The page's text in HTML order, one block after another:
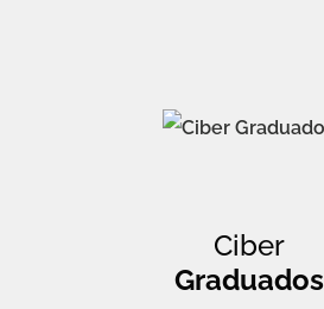
Ciber
Graduados